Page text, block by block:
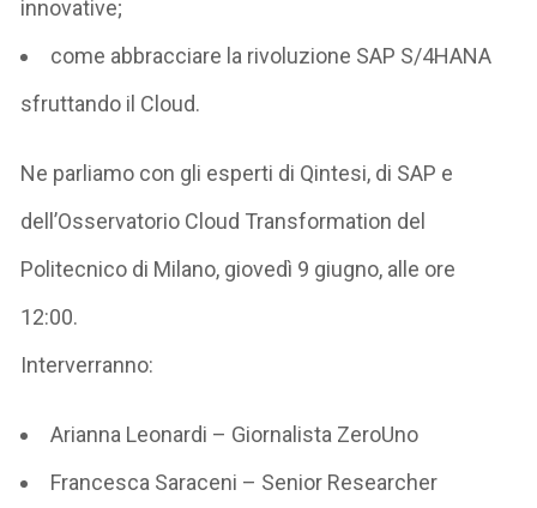
innovative;
come abbracciare la rivoluzione SAP S/4HANA
sfruttando il Cloud.
Ne parliamo con gli esperti di Qintesi, di SAP e
dell’Osservatorio Cloud Transformation del
Politecnico di Milano, giovedì 9 giugno, alle ore
12:00.
Interverranno:
Arianna Leonardi – Giornalista ZeroUno
Francesca Saraceni – Senior Researcher